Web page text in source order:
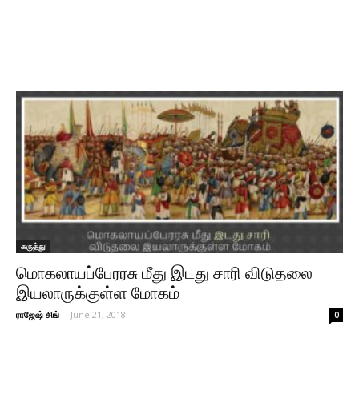
கருத்து
மொகலாயப்பேரரசு மீது இடது சாரி விடுதலை
இயலாருக்குள்ள மோகம்
ராஜேஷ் சிங் - June 21, 2018 0